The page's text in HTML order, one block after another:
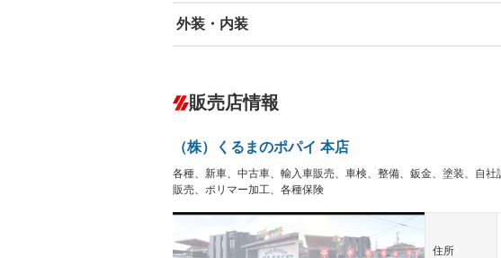
エアバッグ：運転席/助手席
－ ダウンヒルアシストコントロール
－ Bluetooth接続 －
－ レンタカーアップ
外装・内装
－ オーディオ
－
ー
－
－ LEDヘッドランプ HID(キセノンライト) －
－ ETC － エアロ
－ ランフラットタイヤ － パワーシート
販売店情報
（株）くるまのポパイ 本店
各種、新車、中古車、輸入車販売、車検、整備、鈑金、塗装、自
販売、ポリマー加工、各種保険
住所